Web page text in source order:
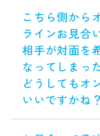
こちら側から
ラインお見合
相手が対面を
なってしまっ
どうしてもオ
いいですかね？